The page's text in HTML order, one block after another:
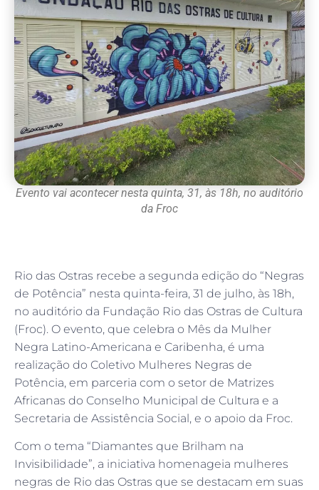
Evento vai acontecer nesta quinta, 31, às 18h, no auditório
da Froc
Rio das Ostras recebe a segunda edição do “Negras
de Potência” nesta quinta-feira, 31 de julho, às 18h,
no auditório da Fundação Rio das Ostras de Cultura
(Froc). O evento, que celebra o Mês da Mulher
Negra Latino-Americana e Caribenha, é uma
realização do Coletivo Mulheres Negras de
Potência, em parceria com o setor de Matrizes
Africanas do Conselho Municipal de Cultura e a
Secretaria de Assistência Social, e o apoio da Froc.
Com o tema “Diamantes que Brilham na
Invisibilidade”, a iniciativa homenageia mulheres
negras de Rio das Ostras que se destacam em suas